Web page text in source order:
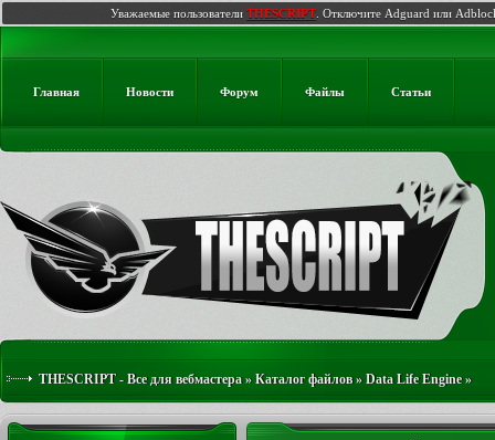
Уважаемые пользователи THESCRIPT. Отключите Adguard или
Главная Новости Форум Файлы Статьи
THESCRIPT - Все для вебмастера»Каталог файлов»Data Life Engine»
СТРОИТЕЛЬНЫЙ ДЛЯ DLE 11.3